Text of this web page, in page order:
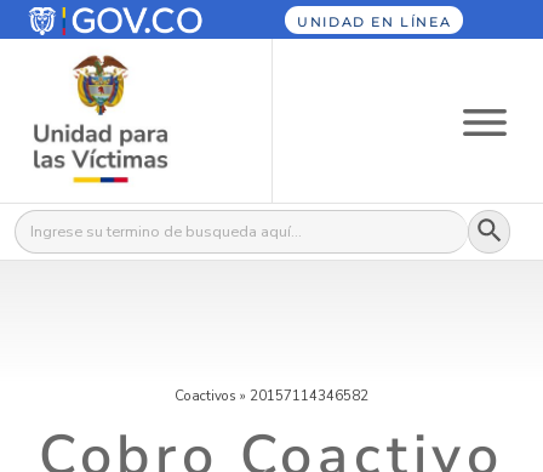
UNIDAD EN LÍNEA
Buscar: Botón
Coactivos » 20157114346582
Cobro Coactivo